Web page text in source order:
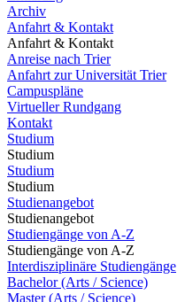
Archiv
Anfahrt & Kontakt
Anfahrt & Kontakt
Anreise nach Trier
Anfahrt zur Universität Trier
Campuspläne
Virtueller Rundgang
Kontakt
Studium
Studium
Studium
Studium
Studienangebot
Studienangebot
Studiengänge von A-Z
Studiengänge von A-Z
Interdisziplinäre Studiengänge
Bachelor (Arts / Science)
Master (Arts / Science)